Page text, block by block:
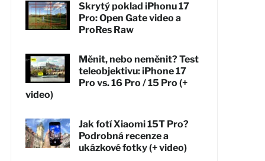
Skrytý poklad iPhonu 17
Pro: Open Gate video a
ProRes Raw
Měnit, nebo neměnit? Test
teleobjektivu: iPhone 17
Pro vs. 16 Pro / 15 Pro (+
video)
Jak fotí Xiaomi 15T Pro?
Podrobná recenze a
ukázkové fotky (+ video)